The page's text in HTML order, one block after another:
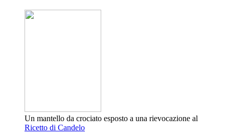
Un mantello da crociato esposto a una rievocazione al
Ricetto di Candelo